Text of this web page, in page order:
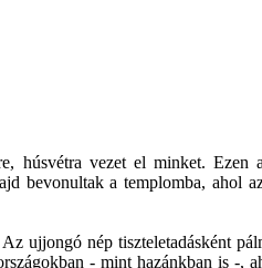
húsvétra vezet el minket. Ezen
bevonultak a templomba, ahol
ujjongó nép tiszteletadásként
- mint hazánkban is -,